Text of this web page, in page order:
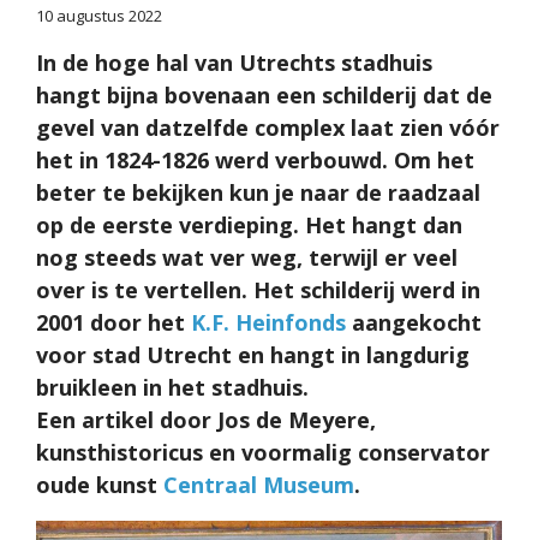
10 augustus 2022
In de hoge hal van Utrechts stadhuis
hangt bijna bovenaan een schilderij dat de
gevel van datzelfde complex laat zien vóór
het in 1824-1826 werd verbouwd. Om het
beter te bekijken kun je naar de raadzaal
op de eerste verdieping. Het hangt dan
nog steeds wat ver weg, terwijl er veel
over is te vertellen. Het schilderij werd in
2001 door het K.F. Heinfonds aangekocht
voor stad Utrecht en hangt in langdurig
bruikleen in het stadhuis.
Een artikel door Jos de Meyere,
kunsthistoricus en voormalig conservator
oude kunst Centraal Museum.